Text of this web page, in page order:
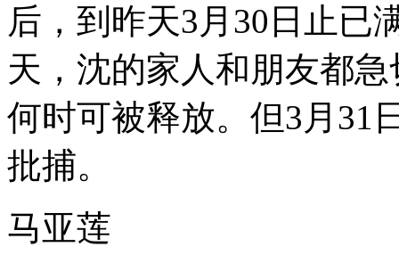
后，到昨天3月30日止已
天，沈的家人和朋友都
何时可被释放。但3月31
批捕。
马亚莲